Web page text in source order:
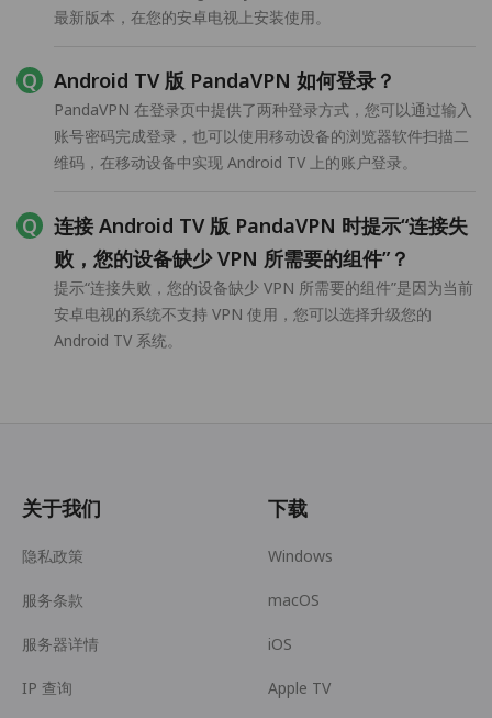
最新版本，在您的安卓电视上安装使用。
Android TV 版 PandaVPN 如何登录？
PandaVPN 在登录页中提供了两种登录方式，您可以通过输入
账号密码完成登录，也可以使用移动设备的浏览器软件扫描二
维码，在移动设备中实现 Android TV 上的账户登录。
连接 Android TV 版 PandaVPN 时提示“连接失
败，您的设备缺少 VPN 所需要的组件”？
提示“连接失败，您的设备缺少 VPN 所需要的组件”是因为当前
安卓电视的系统不支持 VPN 使用，您可以选择升级您的
Android TV 系统。
关于我们
隐私政策
服务条款
服务器详情
IP 查询
下载
Windows
macOS
iOS
Apple TV